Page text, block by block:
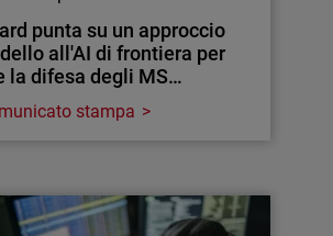
punta su un approccio
all'AI di frontiera per
la difesa degli MS…
stampa